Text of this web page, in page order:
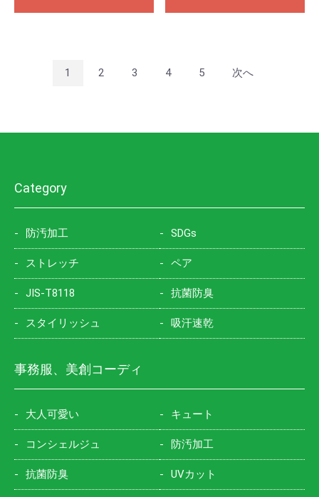
1 2 3 4 5 次へ
Category
防汚加工 SDGs
ストレッチ ペア
JIS-T8118 抗菌防臭
スタイリッシュ 吸汗速乾
事務服、美創コーディ
大人可愛い キュート
コンシェルジュ 防汚加工
抗菌防臭 UVカット